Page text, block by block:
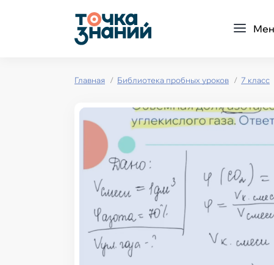
Главная Библиотека пробных уроков 7 класс